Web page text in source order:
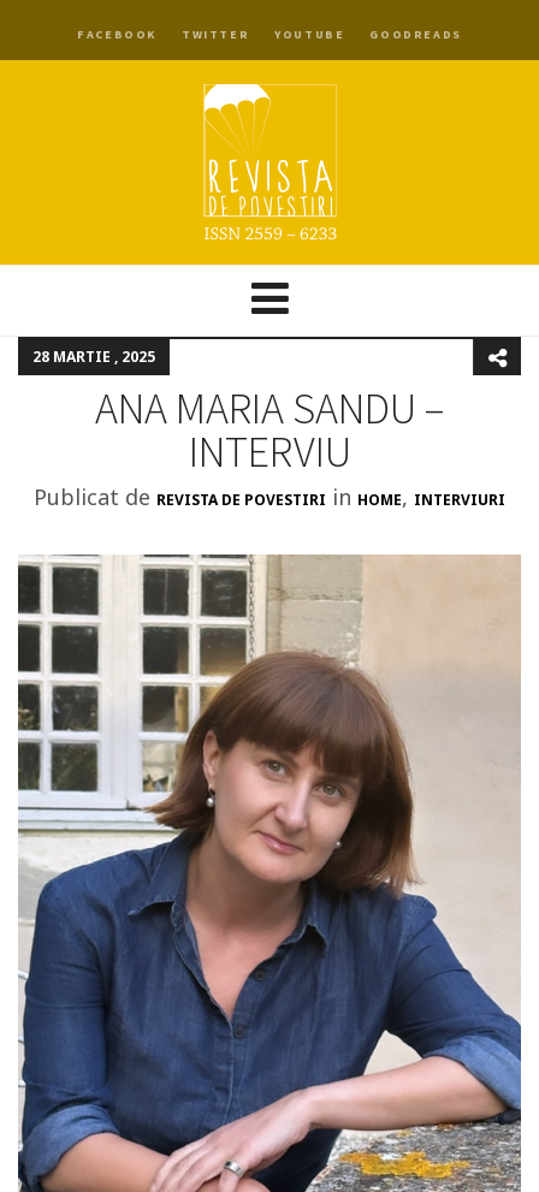
FACEBOOK TWITTER YOUTUBE GOODREADS
28 MARTIE , 2025
ANA MARIA SANDU –
INTERVIU
Publicat de REVISTA DE POVESTIRI in HOME, INTERVIURI